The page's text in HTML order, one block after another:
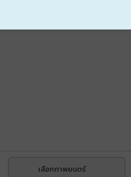
เลือกภาพยนตร์